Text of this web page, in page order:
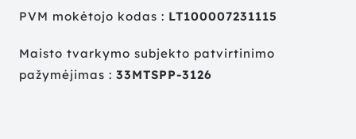
PVM mokėtojo kodas : LT100007231115
Maisto tvarkymo subjekto patvirtinimo
pažymėjimas : 33MTSPP-3126